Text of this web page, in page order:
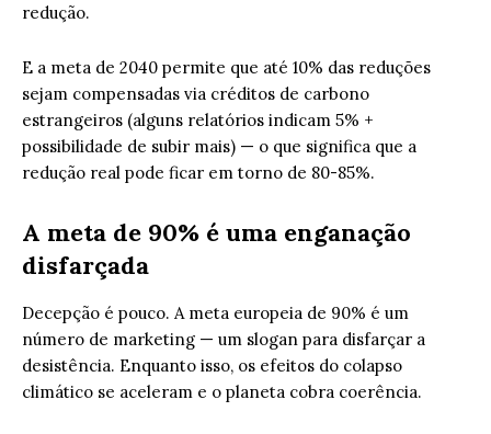
redução.
E a meta de 2040 permite que até 10% das reduções
sejam compensadas via créditos de carbono
estrangeiros (alguns relatórios indicam 5% +
possibilidade de subir mais) — o que significa que a
redução real pode ficar em torno de 80-85%.
A meta de 90% é uma enganação
disfarçada
Decepção é pouco. A meta europeia de 90% é um
número de marketing — um slogan para disfarçar a
desistência. Enquanto isso, os efeitos do colapso
climático se aceleram e o planeta cobra coerência.